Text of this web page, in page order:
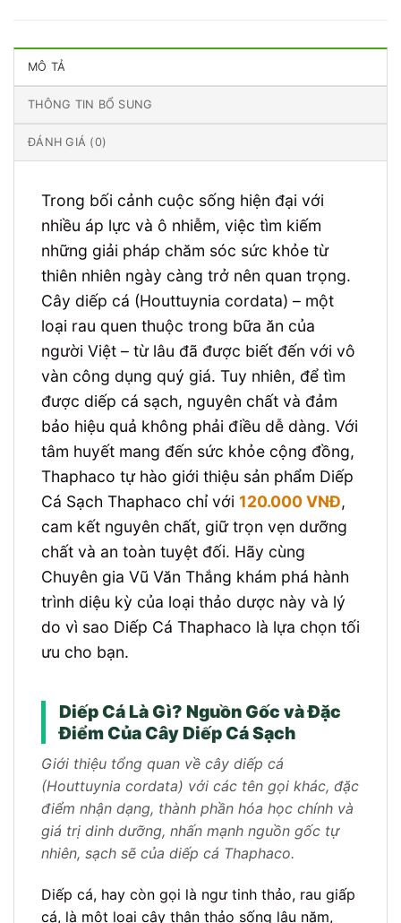
MÔ TẢ
THÔNG TIN BỔ SUNG
ĐÁNH GIÁ (0)
Trong bối cảnh cuộc sống hiện đại với
nhiều áp lực và ô nhiễm, việc tìm kiếm
những giải pháp chăm sóc sức khỏe từ
thiên nhiên ngày càng trở nên quan trọng.
Cây diếp cá (Houttuynia cordata) – một
loại rau quen thuộc trong bữa ăn của
người Việt – từ lâu đã được biết đến với vô
vàn công dụng quý giá. Tuy nhiên, để tìm
được diếp cá sạch, nguyên chất và đảm
bảo hiệu quả không phải điều dễ dàng. Với
tâm huyết mang đến sức khỏe cộng đồng,
Thaphaco tự hào giới thiệu sản phẩm Diếp
Cá Sạch Thaphaco chỉ với 120.000 VNĐ,
cam kết nguyên chất, giữ trọn vẹn dưỡng
chất và an toàn tuyệt đối. Hãy cùng
Chuyên gia Vũ Văn Thắng khám phá hành
trình diệu kỳ của loại thảo dược này và lý
do vì sao Diếp Cá Thaphaco là lựa chọn tối
ưu cho bạn.
Diếp Cá Là Gì? Nguồn Gốc và Đặc
Điểm Của Cây Diếp Cá Sạch
Giới thiệu tổng quan về cây diếp cá
(Houttuynia cordata) với các tên gọi khác, đặc
điểm nhận dạng, thành phần hóa học chính và
giá trị dinh dưỡng, nhấn mạnh nguồn gốc tự
nhiên, sạch sẽ của diếp cá Thaphaco.
Diếp cá, hay còn gọi là ngư tinh thảo, rau giấp
cá, là một loại cây thân thảo sống lâu năm,